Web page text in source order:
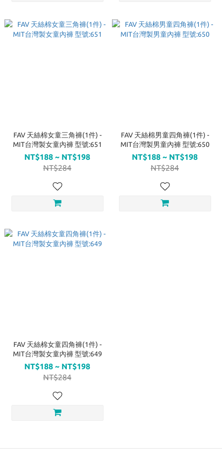
FAV 天絲棉女童三角褲(1件) -
MIT台灣製女童內褲 型號:651
NT$188 ~ NT$198
NT$284
FAV 天絲棉男童四角褲(1件) -
MIT台灣製男童內褲 型號:650
NT$188 ~ NT$198
NT$284
FAV 天絲棉女童四角褲(1件) -
MIT台灣製女童內褲 型號:649
NT$188 ~ NT$198
NT$284